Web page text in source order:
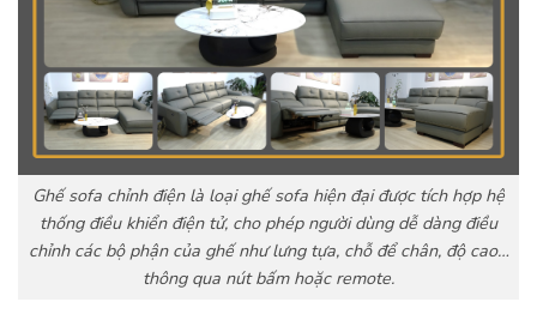
Ghế sofa chỉnh điện là loại ghế sofa hiện đại được tích hợp hệ
thống điều khiển điện tử, cho phép người dùng dễ dàng điều
chỉnh các bộ phận của ghế như lưng tựa, chỗ để chân, độ cao…
thông qua nút bấm hoặc remote.